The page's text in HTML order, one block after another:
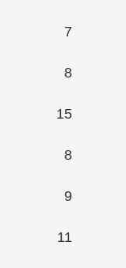
7
8
15
8
9
11